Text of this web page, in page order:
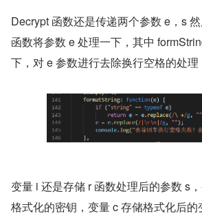
Decrypt 函数还是传递两个参数 e，s
函数将参数 e 处理一下，其中
下，对 e 参数进行去除换行空格的处理
变量 i 还是存储 r 函数处理后的参数 s
格式化的密钥，变量 c 存储格式化后